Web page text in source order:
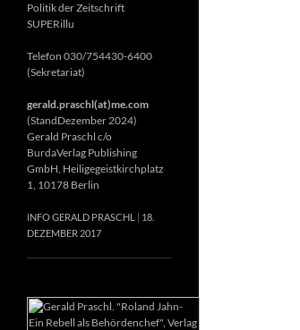
Politik der Zeitschrift
SUPERillu
Telefon 030/754430-6400
(Sekretariat)
gerald.praschl(at)me.com
(StandDezember 2024)
Gerald Praschl c/o
BurdaVerlag Publishing
GmbH, Heiligegeistkirchplatz
1, 10178 Berlin
INFO GERALD PRASCHL
18.
DEZEMBER 2017